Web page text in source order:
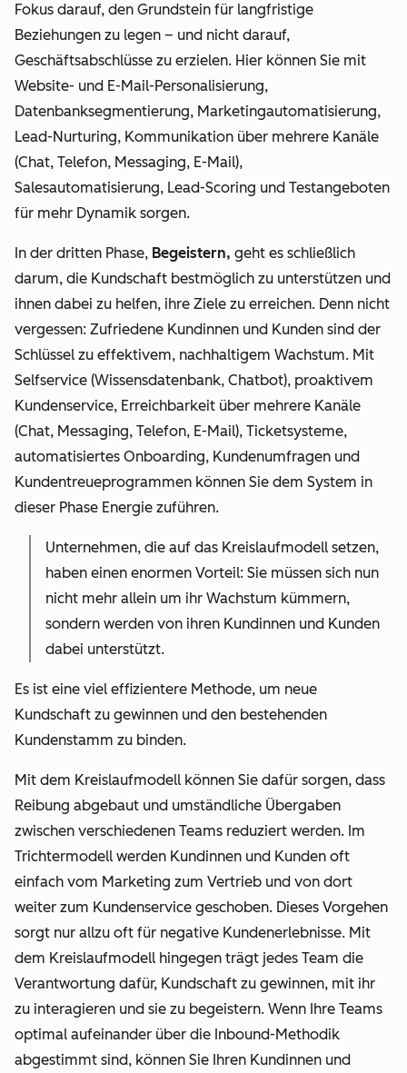
Fokus darauf, den Grundstein für langfristige
Beziehungen zu legen – und nicht darauf,
Geschäftsabschlüsse zu erzielen. Hier können Sie mit
Website- und E-Mail-Personalisierung,
Datenbanksegmentierung, Marketingautomatisierung,
Lead-Nurturing, Kommunikation über mehrere Kanäle
(Chat, Telefon, Messaging, E-Mail),
Salesautomatisierung, Lead-Scoring und Testangeboten
für mehr Dynamik sorgen.
In der dritten Phase, Begeistern, geht es schließlich
darum, die Kundschaft bestmöglich zu unterstützen und
ihnen dabei zu helfen, ihre Ziele zu erreichen. Denn nicht
vergessen: Zufriedene Kundinnen und Kunden sind der
Schlüssel zu effektivem, nachhaltigem Wachstum. Mit
Selfservice (Wissensdatenbank, Chatbot), proaktivem
Kundenservice, Erreichbarkeit über mehrere Kanäle
(Chat, Messaging, Telefon, E-Mail), Ticketsysteme,
automatisiertes Onboarding, Kundenumfragen und
Kundentreueprogrammen können Sie dem System in
dieser Phase Energie zuführen.
Unternehmen, die auf das Kreislaufmodell setzen,
haben einen enormen Vorteil: Sie müssen sich nun
nicht mehr allein um ihr Wachstum kümmern,
sondern werden von ihren Kundinnen und Kunden
dabei unterstützt.
Es ist eine viel effizientere Methode, um neue
Kundschaft zu gewinnen und den bestehenden
Kundenstamm zu binden.
Mit dem Kreislaufmodell können Sie dafür sorgen, dass
Reibung abgebaut und umständliche Übergaben
zwischen verschiedenen Teams reduziert werden. Im
Trichtermodell werden Kundinnen und Kunden oft
einfach vom Marketing zum Vertrieb und von dort
weiter zum Kundenservice geschoben. Dieses Vorgehen
sorgt nur allzu oft für negative Kundenerlebnisse. Mit
dem Kreislaufmodell hingegen trägt jedes Team die
Verantwortung dafür, Kundschaft zu gewinnen, mit ihr
zu interagieren und sie zu begeistern. Wenn Ihre Teams
optimal aufeinander über die Inbound-Methodik
abgestimmt sind, können Sie Ihren Kundinnen und